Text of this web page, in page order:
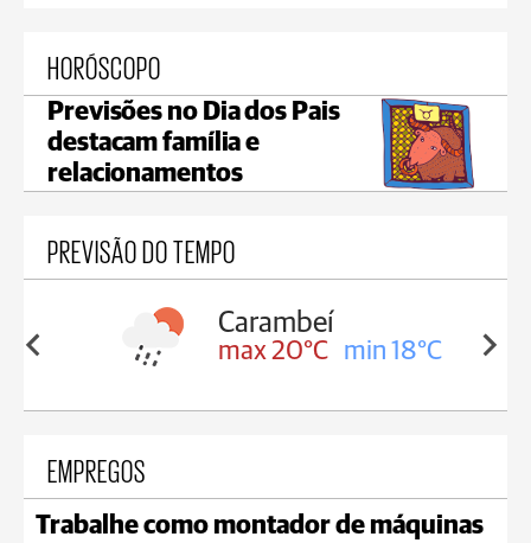
HORÓSCOPO
Previsões no Dia dos Pais
destacam família e
relacionamentos
PREVISÃO DO TEMPO
18°C
Carambeí
max 20°C min 18°C
EMPREGOS
Trabalhe como montador de máquinas